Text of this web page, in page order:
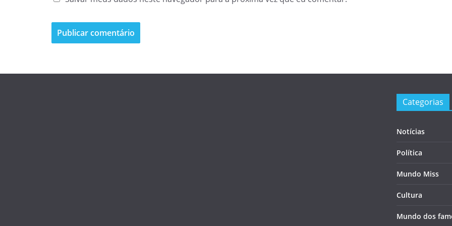
Categorias
Notícias
Política
Mundo Miss
Cultura
Mundo dos